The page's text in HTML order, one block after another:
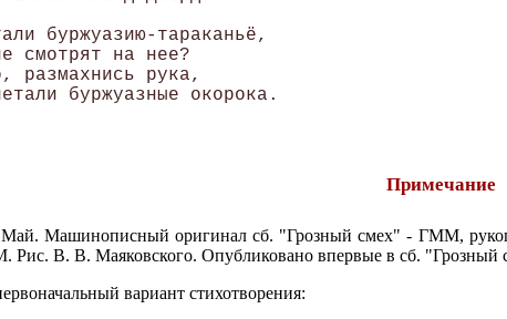
буржуазию-тараканьё,
смотрят на нее?
размахнись рука,
Примечание
Машинописный оригинал сб. "Грозный смех" - ГММ,
Рис. В. В. Маяковского. Опубликовано впервые в сб. "Грозный
вариант стихотворения: